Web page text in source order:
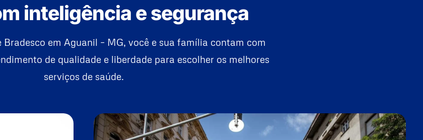
inteligência e segurança
Bradesco em Aguanil – MG, você e sua família contam com
de qualidade e liberdade para escolher os melhores
serviços de saúde.